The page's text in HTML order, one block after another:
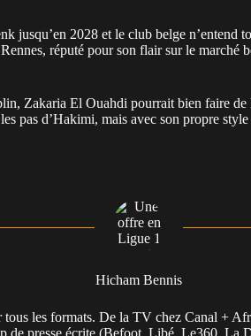
jusqu’en 2028 et le club belge n’entend
réputé pour son flair sur le marché
Zakaria El Ouahdi pourrait bien faire
pas d’Hakimi, mais avec son propre style
Hicham Bennis
tous les formats. De la TV chez Canal +
de presse écrite (Befoot, Libé, Le360, La